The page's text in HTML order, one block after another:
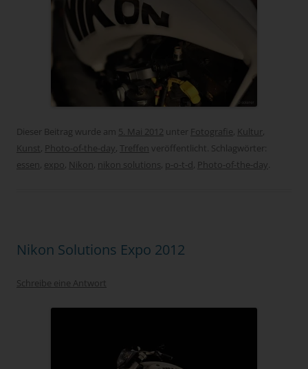
Dieser Beitrag wurde am 5. Mai 2012 unter Fotografie, Kultur,
Kunst, Photo-of-the-day, Treffen veröffentlicht. Schlagwörter:
essen, expo, Nikon, nikon solutions, p-o-t-d, Photo-of-the-day.
Nikon Solutions Expo 2012
Schreibe eine Antwort